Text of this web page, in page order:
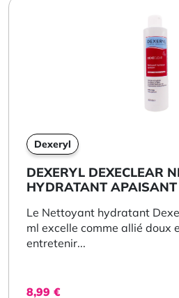
Dexeryl
DEXERYL DEXECLEAR
HYDRATANT
Le Nettoyant hydratant
ml excelle comme allié doux
entretenir...
8,99 €